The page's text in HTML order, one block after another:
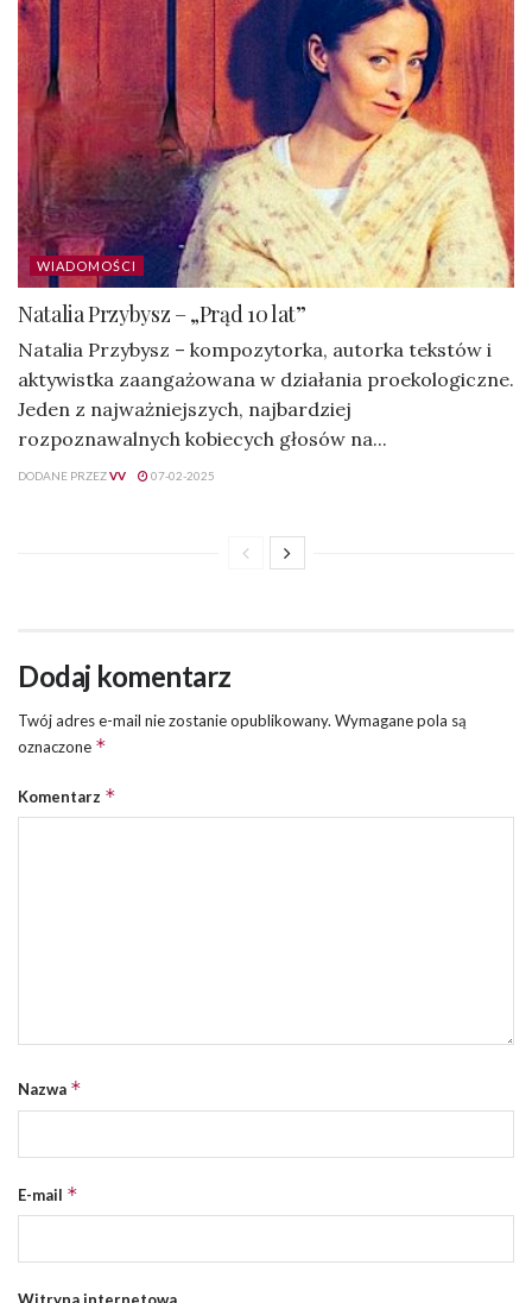
WIADOMOŚCI
Natalia Przybysz – „Prąd 10 lat”
Natalia Przybysz – kompozytorka, autorka tekstów i
aktywistka zaangażowana w działania proekologiczne.
Jeden z najważniejszych, najbardziej
rozpoznawalnych kobiecych głosów na...
DODANE PRZEZVV 07-02-2025
Dodaj komentarz
Twój adres e-mail nie zostanie opublikowany. Wymagane pola są
oznaczone *
Komentarz *
Nazwa *
E-mail *